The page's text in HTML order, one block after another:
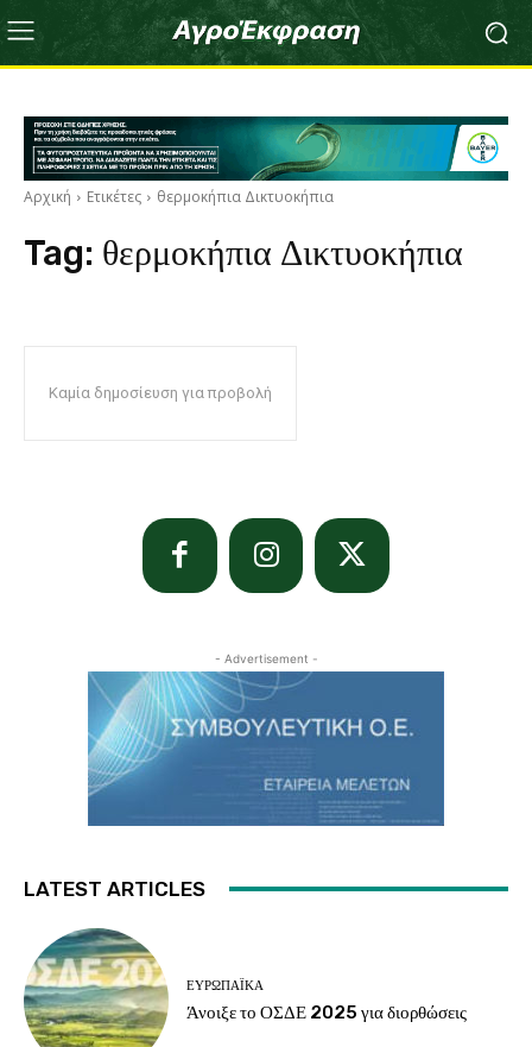
Αρχική Ετικέτες θερμοκήπια Δικτυοκήπια
Tag: θερμοκήπια Δικτυοκήπια
Καμία δημοσίευση για προβολή
- Advertisement -
LATEST ARTICLES
ΕΥΡΩΠΑΪΚΆ
Άνοιξε το ΟΣΔΕ 2025 για διορθώσεις